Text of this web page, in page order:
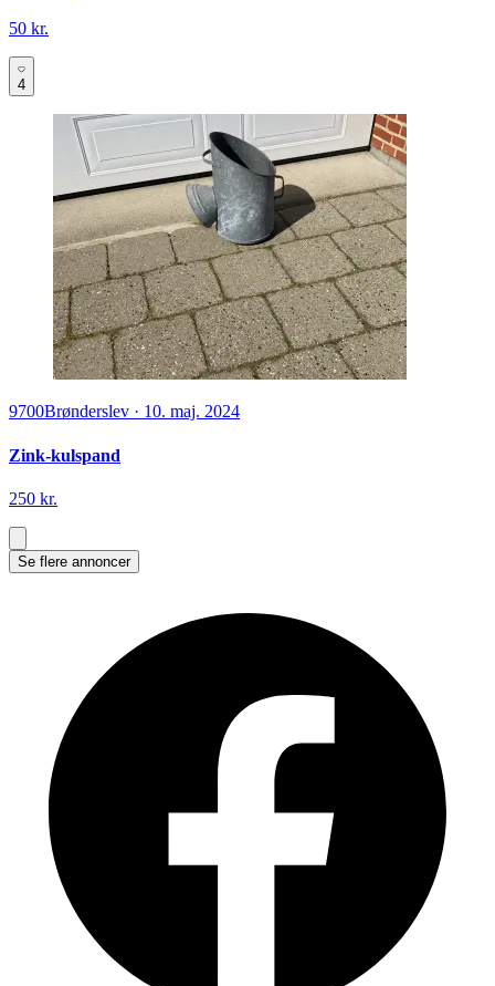
50 kr.
4
9700Brønderslev · 10. maj. 2024
Zink-kulspand
250 kr.
Se flere annoncer